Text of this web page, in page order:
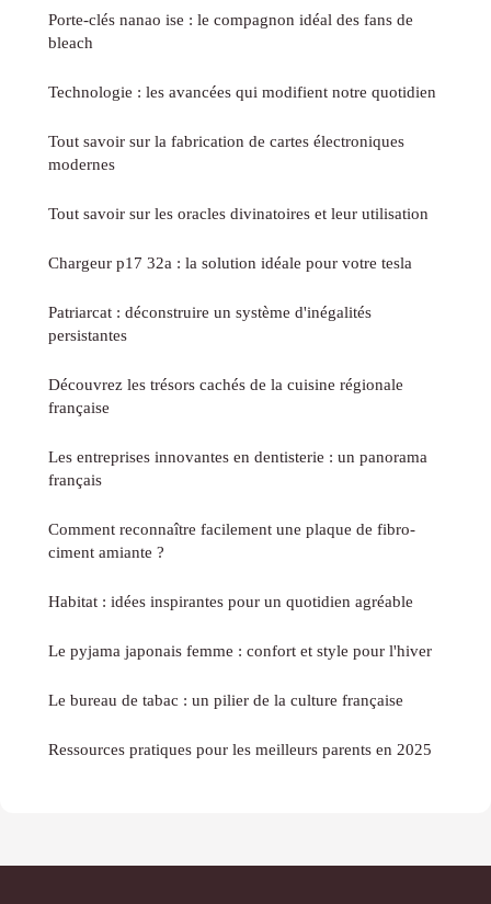
Porte-clés nanao ise : le compagnon idéal des fans de
bleach
Technologie : les avancées qui modifient notre quotidien
Tout savoir sur la fabrication de cartes électroniques
modernes
Tout savoir sur les oracles divinatoires et leur utilisation
Chargeur p17 32a : la solution idéale pour votre tesla
Patriarcat : déconstruire un système d'inégalités
persistantes
Découvrez les trésors cachés de la cuisine régionale
française
Les entreprises innovantes en dentisterie : un panorama
français
Comment reconnaître facilement une plaque de fibro-
ciment amiante ?
Habitat : idées inspirantes pour un quotidien agréable
Le pyjama japonais femme : confort et style pour l'hiver
Le bureau de tabac : un pilier de la culture française
Ressources pratiques pour les meilleurs parents en 2025